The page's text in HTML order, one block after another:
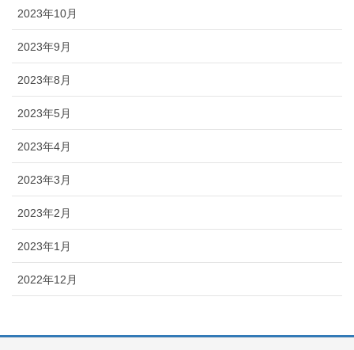
2023年10月
2023年9月
2023年8月
2023年5月
2023年4月
2023年3月
2023年2月
2023年1月
2022年12月